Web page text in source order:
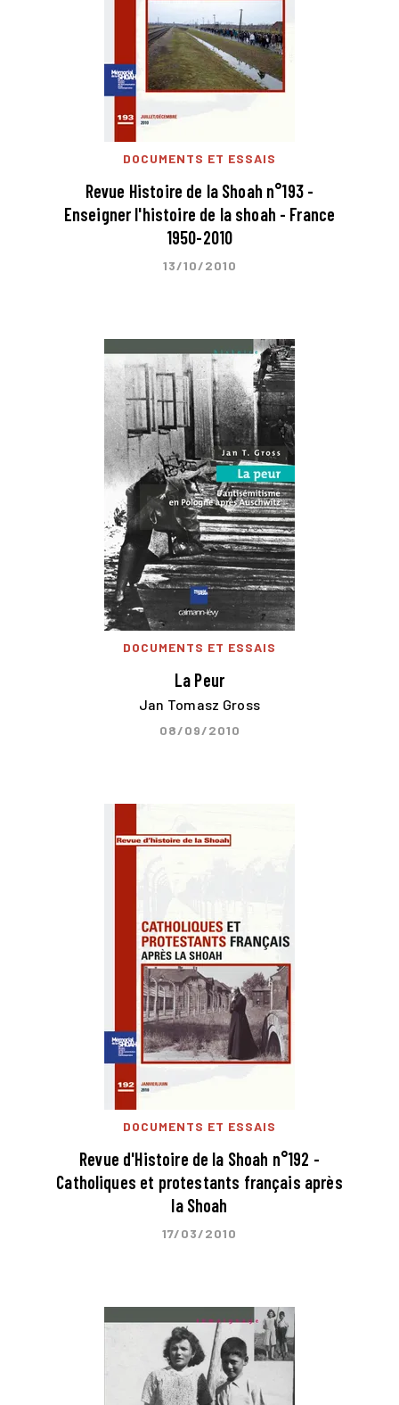
DOCUMENTS ET ESSAIS
Revue Histoire de la Shoah n°193 -
Enseigner l'histoire de la shoah - France
1950-2010
13/10/2010
DOCUMENTS ET ESSAIS
La Peur
Jan Tomasz Gross
08/09/2010
DOCUMENTS ET ESSAIS
Revue d'Histoire de la Shoah n°192 -
Catholiques et protestants français après
la Shoah
17/03/2010